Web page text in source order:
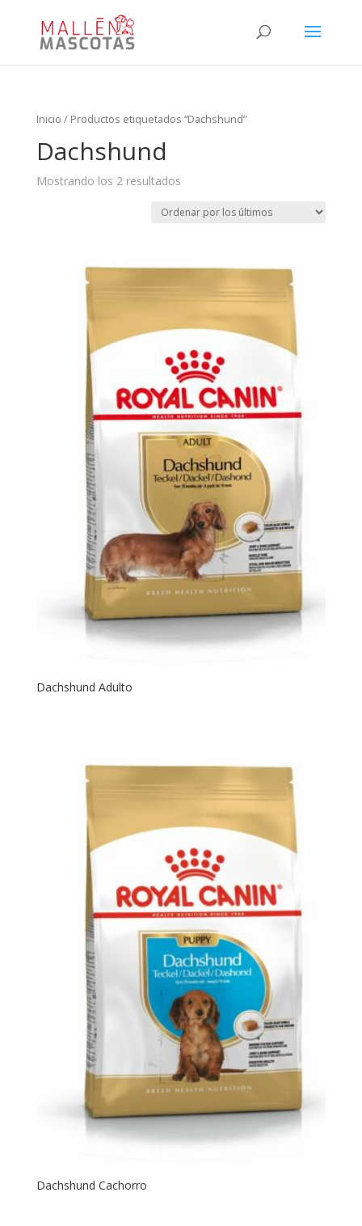
Inicio / Productos etiquetados “Dachshund”
Dachshund
Mostrando los 2 resultados
Dachshund Adulto
Dachshund Cachorro